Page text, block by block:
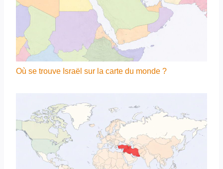
Où se trouve Israël sur la carte du monde ?